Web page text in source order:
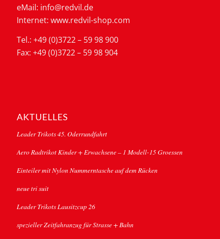
eMail: info@redvil.de
Internet: www.redvil-shop.com
Tel.: +49 (0)3722 – 59 98 900
Fax: +49 (0)3722 – 59 98 904
AKTUELLES
Leader Trikots 45. Oderrundfahrt
Aero Radtrikot Kinder + Erwachsene – 1 Modell-15 Groessen
Einteiler mit Nylon Nummerntasche auf dem Rücken
neue tri suit
Leader Trikots Lausitzcup 26
spezieller Zeitfahranzug für Strasse + Bahn